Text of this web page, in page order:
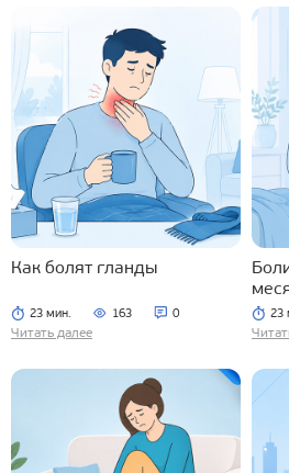
Как болят гланды
23 мин. 163 0
Читать далее
23